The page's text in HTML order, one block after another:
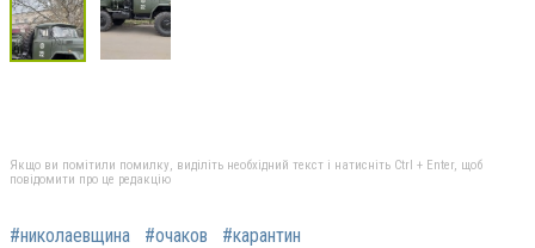
Якщо ви помітили помилку, виділіть необхідний текст і натисніть Ctrl + Enter, щоб
повідомити про це редакцію
#николаевщина #очаков #карантин